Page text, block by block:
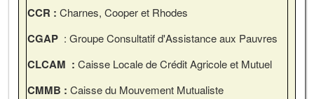
CCR : Charnes, Cooper et Rhodes
CGAP: Groupe Consultatif d'Assistance aux Pauvres
CLCAM : Caisse Locale de Crédit Agricole et Mutuel
CMMB : Caisse du Mouvement Mutualiste